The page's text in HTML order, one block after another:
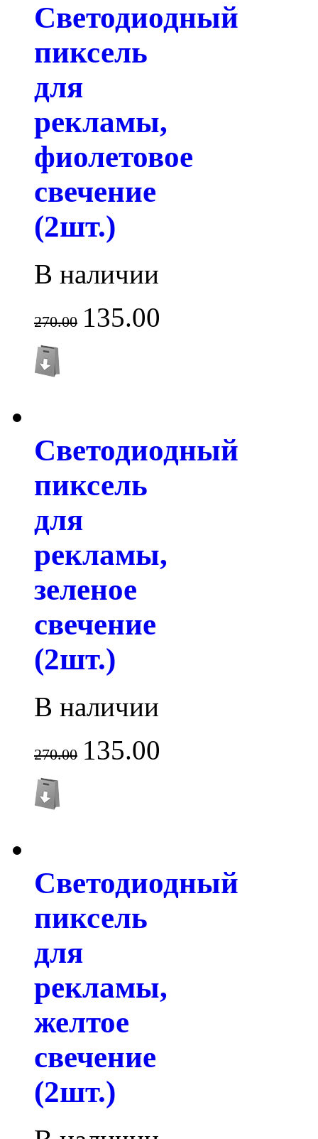
Светодиодный
пиксель
для
рекламы,
фиолетовое
свечение
(2шт.)
В наличии
270.00 135.00
Светодиодный
пиксель
для
рекламы,
зеленое
свечение
(2шт.)
В наличии
270.00 135.00
Светодиодный
пиксель
для
рекламы,
желтое
свечение
(2шт.)